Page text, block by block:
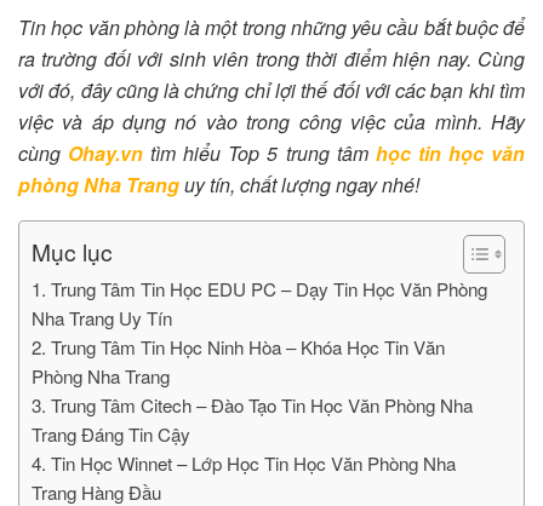
Tin học văn phòng là một trong những yêu cầu bắt buộc để
ra trường đối với sinh viên trong thời điểm hiện nay. Cùng
với đó, đây cũng là chứng chỉ lợi thế đối với các bạn khi tìm
việc và áp dụng nó vào trong công việc của mình. Hãy
cùng Ohay.vn tìm hiểu Top 5 trung tâm học tin học văn
phòng Nha Tranguy tín, chất lượng ngay nhé!
Mục lục
1. Trung Tâm Tin Học EDU PC – Dạy Tin Học Văn Phòng
Nha Trang Uy Tín
2. Trung Tâm Tin Học Ninh Hòa – Khóa Học Tin Văn
Phòng Nha Trang
3. Trung Tâm Citech – Đào Tạo Tin Học Văn Phòng Nha
Trang Đáng Tin Cậy
4. Tin Học Winnet – Lớp Học Tin Học Văn Phòng Nha
Trang Hàng Đầu